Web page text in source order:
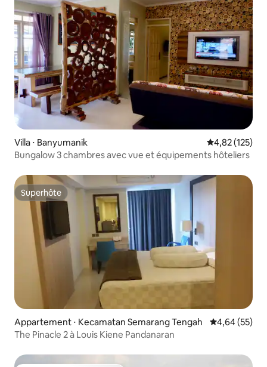
Villa ⋅ Banyumanik Évaluation
4,82 (125)
Bungalow 3 chambres avec vue et équipements hôteliers
Superhôte
Superhôte
Appartement ⋅ Kecamatan Semarang Tengah Évaluation
4,64 (55)
The Pinacle 2 à Louis Kiene Pandanaran